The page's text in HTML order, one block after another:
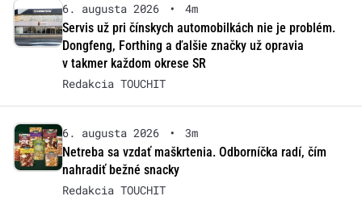
6. augusta 2026 •
4m
Servis už pri čínskych automobilkách nie je problém.
Dongfeng, Forthing a ďalšie značky už opravia
v takmer každom okrese SR
Redakcia TOUCHIT
6. augusta 2026 •
3m
Netreba sa vzdať maškrtenia. Odborníčka radí, čím
nahradiť bežné snacky
Redakcia TOUCHIT